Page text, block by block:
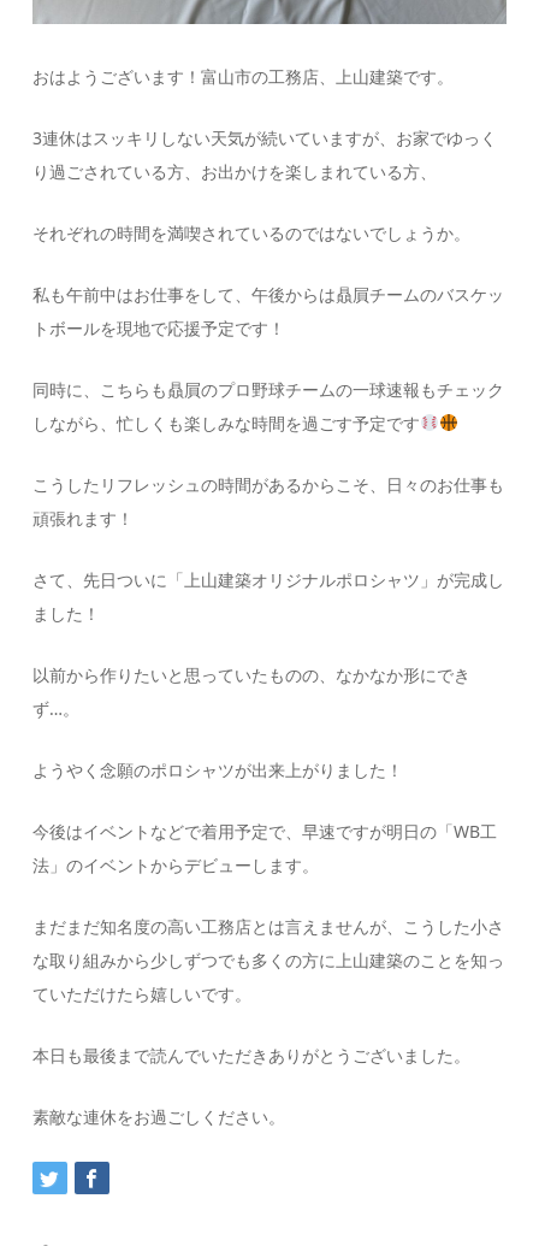
おはようございます！富山市の工務店、上山建築です。
3連休はスッキリしない天気が続いていますが、お家でゆっく
り過ごされている方、お出かけを楽しまれている方、
それぞれの時間を満喫されているのではないでしょうか。
私も午前中はお仕事をして、午後からは贔屓チームのバスケッ
トボールを現地で応援予定です！
同時に、こちらも贔屓のプロ野球チームの一球速報もチェック
しながら、忙しくも楽しみな時間を過ごす予定です
こうしたリフレッシュの時間があるからこそ、日々のお仕事も
頑張れます！
さて、先日ついに「上山建築オリジナルポロシャツ」が完成し
ました！
以前から作りたいと思っていたものの、なかなか形にでき
ず…。
ようやく念願のポロシャツが出来上がりました！
今後はイベントなどで着用予定で、早速ですが明日の「WB工
法」のイベントからデビューします。
まだまだ知名度の高い工務店とは言えませんが、こうした小さ
な取り組みから少しずつでも多くの方に上山建築のことを知っ
ていただけたら嬉しいです。
本日も最後まで読んでいただきありがとうございました。
素敵な連休をお過ごしください。